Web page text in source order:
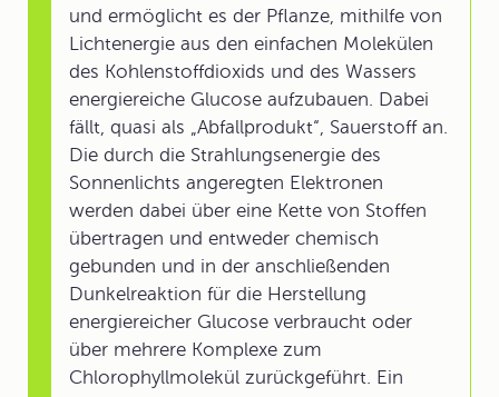
und ermöglicht es der Pflanze, mithilfe von
Lichtenergie aus den einfachen Molekülen
des Kohlenstoffdioxids und des Wassers
energiereiche Glucose aufzubauen. Dabei
fällt, quasi als „Abfallprodukt“, Sauerstoff an.
Die durch die Strahlungsenergie des
Sonnenlichts angeregten Elektronen
werden dabei über eine Kette von Stoffen
übertragen und entweder chemisch
gebunden und in der anschließenden
Dunkelreaktion für die Herstellung
energiereicher Glucose verbraucht oder
über mehrere Komplexe zum
Chlorophyllmolekül zurückgeführt. Ein